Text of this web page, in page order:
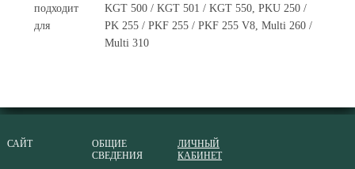
подходит
для
KGT 500 / KGT 501 / KGT 550, PKU 250 /
PK 255 / PKF 255 / PKF 255 V8, Multi 260 /
Multi 310
САЙТ
ОБЩИЕ
СВЕДЕНИЯ
ЛИЧНЫЙ
КАБИНЕТ